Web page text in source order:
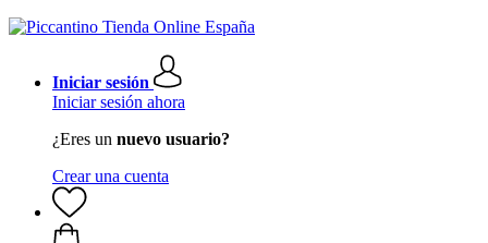
Iniciar sesión
Iniciar sesión ahora
¿Eres un nuevo usuario?
Crear una cuenta